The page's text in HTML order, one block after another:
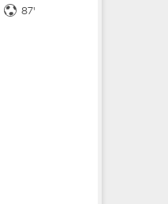
61. minute
87'